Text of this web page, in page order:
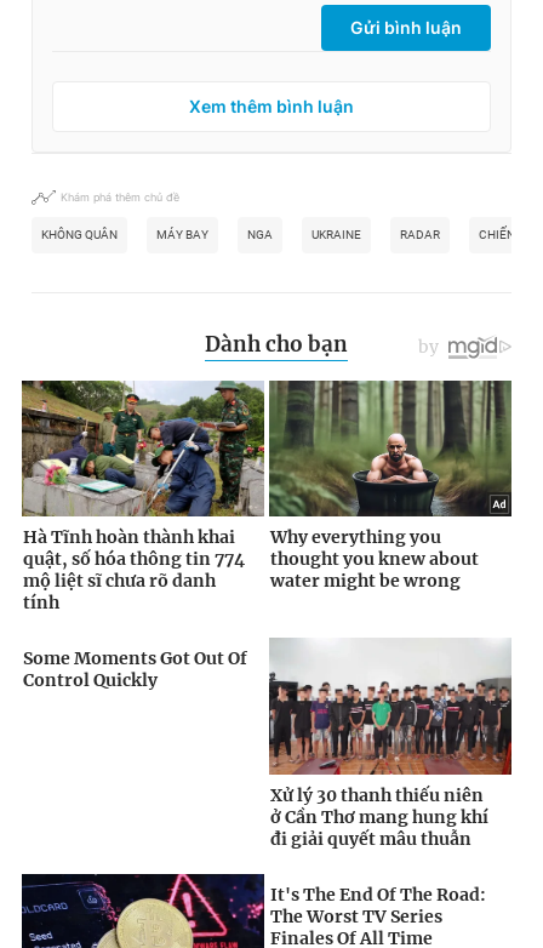
Gửi bình luận
Xem thêm bình luận
Khám phá thêm chủ đề
KHÔNG QUÂN MÁY BAY NGA UKRAINE RADAR CHIẾN ĐẤU